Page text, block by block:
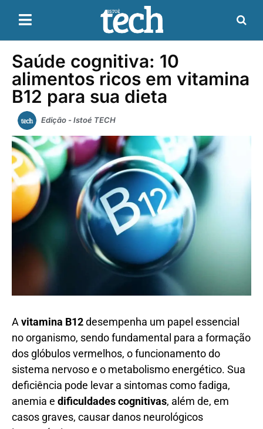
Saúde cognitiva: 10
alimentos ricos em vitamina
B12 para sua dieta
Edição - Istoé TECH
A vitamina B12desempenha um papel essencial
no organismo, sendo fundamental para a formação
dos glóbulos vermelhos, o funcionamento do
sistema nervoso e o metabolismo energético. Sua
deficiência pode levar a sintomas como fadiga,
anemia e dificuldades cognitivas, além de, em
casos graves, causar danos neurológicos